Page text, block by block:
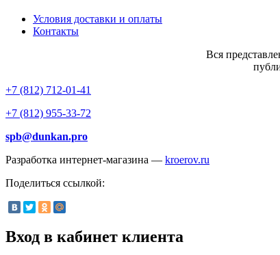
Условия доставки и оплаты
Контакты
Вся представленная на сайте
+7 (812) 712-01-41
+7 (812) 955-33-72
spb@dunkan.pro
Разработка интернет-магазина — kroerov.ru
Поделиться ссылкой:
Вход в кабинет клиента